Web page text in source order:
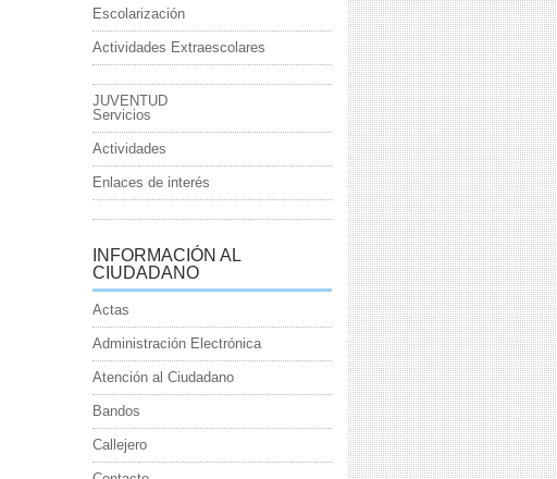
Escolarización
Actividades Extraescolares
JUVENTUD
Servicios
Actividades
Enlaces de interés
INFORMACIÓN AL
CIUDADANO
Actas
Administración Electrónica
Atención al Ciudadano
Bandos
Callejero